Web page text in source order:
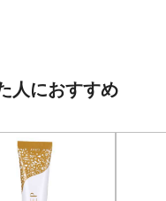
人におすすめ